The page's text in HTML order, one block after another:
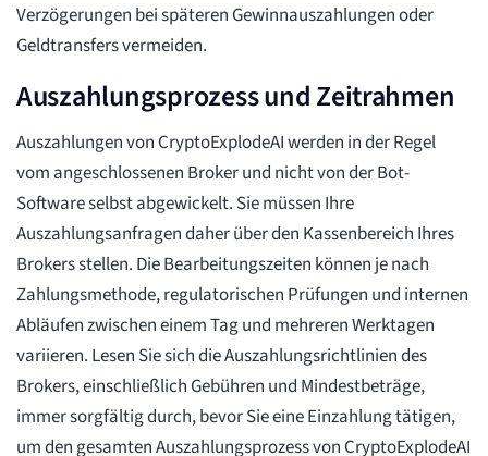
Verzögerungen bei späteren Gewinnauszahlungen oder
Geldtransfers vermeiden.
Auszahlungsprozess und Zeitrahmen
Auszahlungen von CryptoExplodeAI werden in der Regel
vom angeschlossenen Broker und nicht von der Bot-
Software selbst abgewickelt. Sie müssen Ihre
Auszahlungsanfragen daher über den Kassenbereich Ihres
Brokers stellen. Die Bearbeitungszeiten können je nach
Zahlungsmethode, regulatorischen Prüfungen und internen
Abläufen zwischen einem Tag und mehreren Werktagen
variieren. Lesen Sie sich die Auszahlungsrichtlinien des
Brokers, einschließlich Gebühren und Mindestbeträge,
immer sorgfältig durch, bevor Sie eine Einzahlung tätigen,
um den gesamten Auszahlungsprozess von CryptoExplodeAI